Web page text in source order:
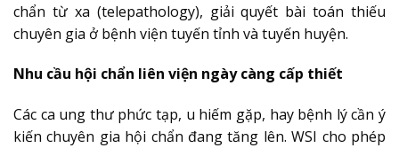
chẩn từ xa (telepathology), giải quyết bài toán thiếu
chuyên gia ở bệnh viện tuyến tỉnh và tuyến huyện.
Nhu cầu hội chẩn liên viện ngày càng cấp thiết
Các ca ung thư phức tạp, u hiếm gặp, hay bệnh lý cần ý
kiến chuyên gia hội chẩn đang tăng lên. WSI cho phép